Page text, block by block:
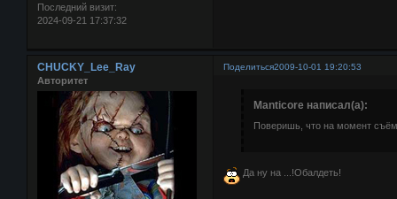
Последний визит:
2024-09-21 17:37:32
Поделиться2009-10-01 19:20:53
CHUCKY_Lee_Ray
Авторитет
Manticore написал(а):
Поверишь, что на момент
Да ну на ...!Обалдеть!